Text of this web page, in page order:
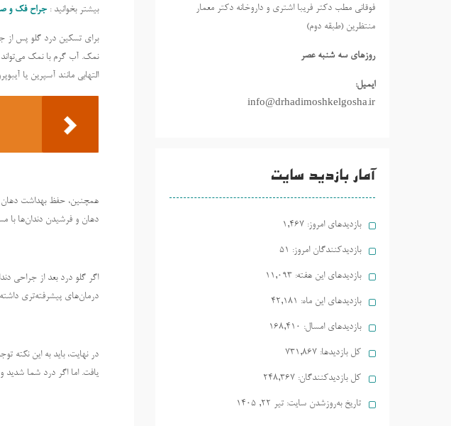
بیشتر بخوانید : جراح فک و
برای تسکین درد گلو پس از
نمک. آب گرم با نمک
التهابی مانند آسپرین یا
همچنین، حفظ بهداشت دهان
دهان و فرشیدن دندان‌ها با
اگر گلو درد بعد از جراحی
درمان‌های پیشرفته‌تری
در نهایت، باید به این
یافت. اما اگر درد شما شدید
فوقانی مطب دکتر فریبا اشتری و داروخانه دکتر معمار
منتظرین (طبقه دوم)
روزهاي سه شنبه عصر
ایمیل:
info@drhadimoshkelgosha.ir
آمار بازدید سایت
بازدیدهای امروز: 1,467
بازدیدکنندگان امروز: 51
بازدیدهای این هفته: 11,093
بازدیدهای این ماه: 42,181
بازدیدهای امسال: 168,410
کل بازدیدها: 731,867
کل بازدیدکنند‌گان: 248,367
تاریخ به‌روزشدن سایت: تیر ۲۲, ۱۴۰۵